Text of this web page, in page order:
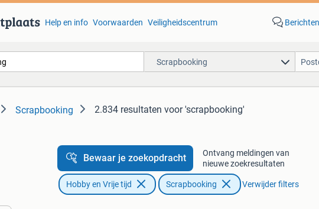
Help en info Voorwaarden Veiligheidscentrum Berichten
Scrapbooking
Scrapbooking 2.834 resultaten voor 'scrapbooking'
Bewaar je zoekopdracht
Ontvang meldingen van
nieuwe zoekresultaten
Hobby en Vrije tijd Scrapbooking Verwijder filters